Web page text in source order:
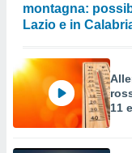
montagna:
Lazio e in
11